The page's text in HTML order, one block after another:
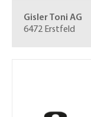
Gisler Toni AG
6472 Erstfeld